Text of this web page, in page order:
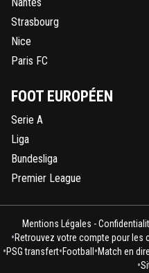
Strasbourg
Nice
Paris FC
FOOT EUROPÉEN
Serie A
Liga
Bundesliga
Premier League
Mentions Légales -
•Retrouvez votre compte pour les
•PSG transfert•Football •Match en
•